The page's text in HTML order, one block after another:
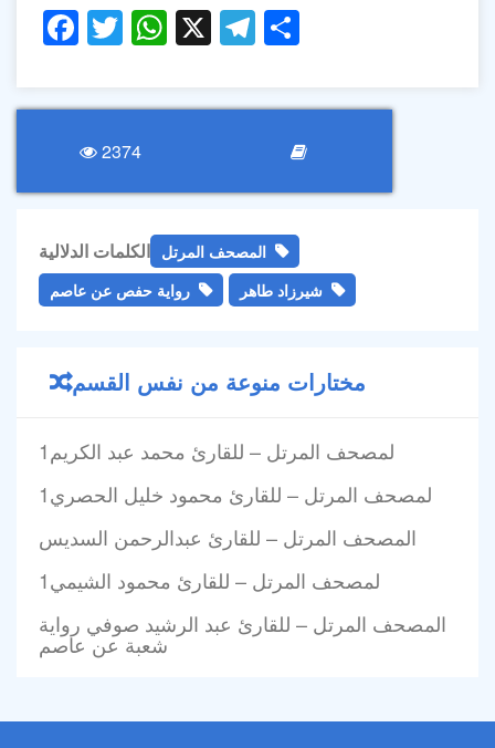
Facebook
Twitter
WhatsApp
X Telegram
2374
الكلمات الدلالية المصحف المرتل
رواية حفص عن عاصم
شيرزاد طاهر
مختارات منوعة من نفس القسم
1لمصحف المرتل – للقارئ محمد عبد الكريم
1لمصحف المرتل – للقارئ محمود خليل الحصري
المصحف المرتل – للقارئ عبدالرحمن السديس
1لمصحف المرتل – للقارئ محمود الشيمي
المصحف المرتل – للقارئ عبد الرشيد صوفي رواية
شعبة عن عاصم